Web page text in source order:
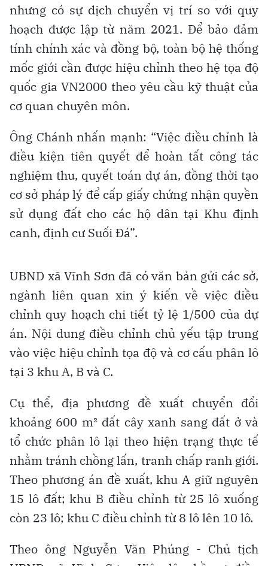
nhưng có sự dịch chuyển vị trí so với quy
hoạch được lập từ năm 2021. Để bảo đảm
tính chính xác và đồng bộ, toàn bộ hệ thống
mốc giới cần được hiệu chỉnh theo hệ tọa độ
quốc gia VN2000 theo yêu cầu kỹ thuật của
cơ quan chuyên môn.
Ông Chánh nhấn mạnh: “Việc điều chỉnh là
điều kiện tiên quyết để hoàn tất công tác
nghiệm thu, quyết toán dự án, đồng thời tạo
cơ sở pháp lý để cấp giấy chứng nhận quyền
sử dụng đất cho các hộ dân tại Khu định
canh, định cư Suối Đá”.
UBND xã Vĩnh Sơn đã có văn bản gửi các sở,
ngành liên quan xin ý kiến về việc điều
chỉnh quy hoạch chi tiết tỷ lệ 1/500 của dự
án. Nội dung điều chỉnh chủ yếu tập trung
vào việc hiệu chỉnh tọa độ và cơ cấu phân lô
tại 3 khu A, B và C.
Cụ thể, địa phương đề xuất chuyển đổi
khoảng 600 m² đất cây xanh sang đất ở và
tổ chức phân lô lại theo hiện trạng thực tế
nhằm tránh chồng lấn, tranh chấp ranh giới.
Theo phương án đề xuất, khu A giữ nguyên
15 lô đất; khu B điều chỉnh từ 25 lô xuống
còn 23 lô; khu C điều chỉnh từ 8 lô lên 10 lô.
Theo ông Nguyễn Văn Phúng - Chủ tịch